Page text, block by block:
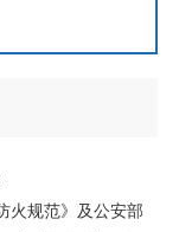
火规范》及公安部